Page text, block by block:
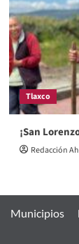
Tlaxco
¡San
Redacción
Municipios